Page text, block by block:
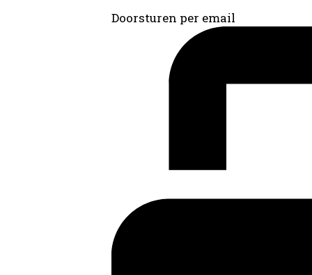
Doorsturen per email